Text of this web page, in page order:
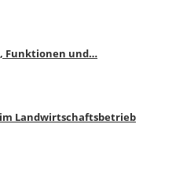
Funktionen und…
Landwirtschaftsbetrieb